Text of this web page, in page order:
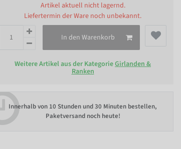
Artikel aktuell nicht lagernd.
Liefertermin der Ware noch unbekannt.
In den Warenkorb
Weitere Artikel aus der KategorieGirlanden &
Ranken
Innerhalb von 10 Stunden und 30 Minuten bestellen,
Paketversand noch heute!